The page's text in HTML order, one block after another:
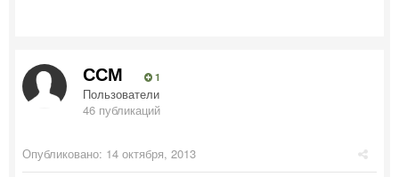
ССМ 1
Пользователи
46 публикаций
Опубликовано: 14 октября, 2013